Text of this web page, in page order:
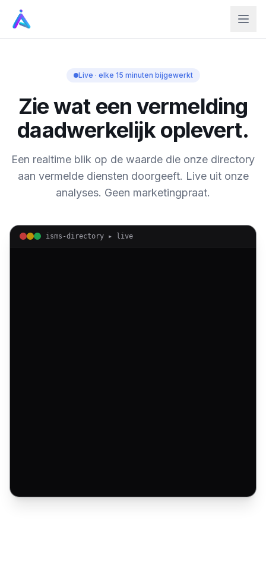
Live · elke 15 minuten bijgewerkt
Zie wat een vermelding
daadwerkelijk oplevert.
Een realtime blik op de waarde die onze directory
aan vermelde diensten doorgeeft. Live uit onze
analyses. Geen marketingpraat.
isms-directory ▸ live